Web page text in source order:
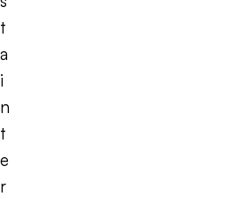
t
a
i
n
t
e
r